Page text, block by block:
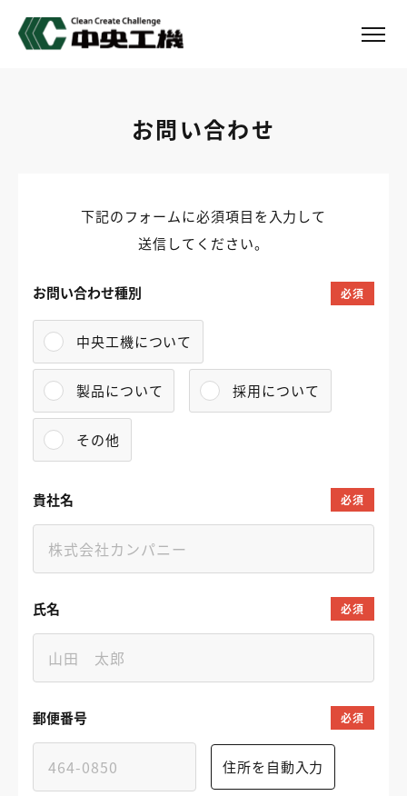
お問い合わせ
下記のフォームに必須項目を入力して
送信してください。
お問い合わせ種別 必須
中央工機について
製品について 採用について
その他
貴社名 必須
氏名 必須
郵便番号 必須
住所を自動入力